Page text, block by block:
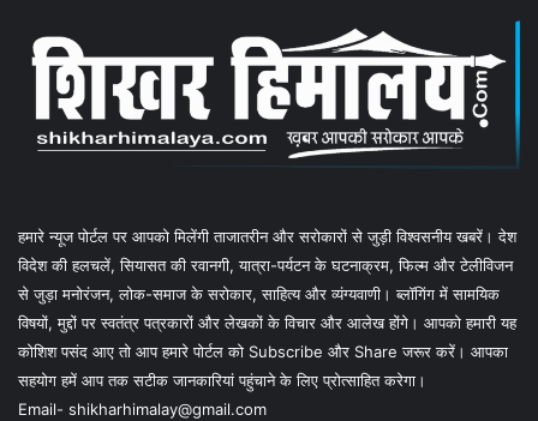
हमारे न्यूज पोर्टल पर आपको मिलेंगी ताजातरीन और सरोकारों से जुड़ी विश्वसनीय खबरें। देश
विदेश की हलचलें, सियासत की रवानगी, यात्रा-पर्यटन के घटनाक्रम, फिल्म और टेलीविजन
से जुड़ा मनोरंजन, लोक-समाज के सरोकार, साहित्य और व्यंग्यवाणी। ब्लॉगिंग में सामयिक
विषयों, मुद्दों पर स्वतंत्र पत्रकारों और लेखकों के विचार और आलेख होंगे। आपको हमारी यह
कोशिश पसंद आए तो आप हमारे पोर्टल को Subscribe और Share जरूर करें। आपका
सहयोग हमें आप तक सटीक जानकारियां पहुंचाने के लिए प्रोत्साहित करेगा।
Email- shikharhimalay@gmail.com